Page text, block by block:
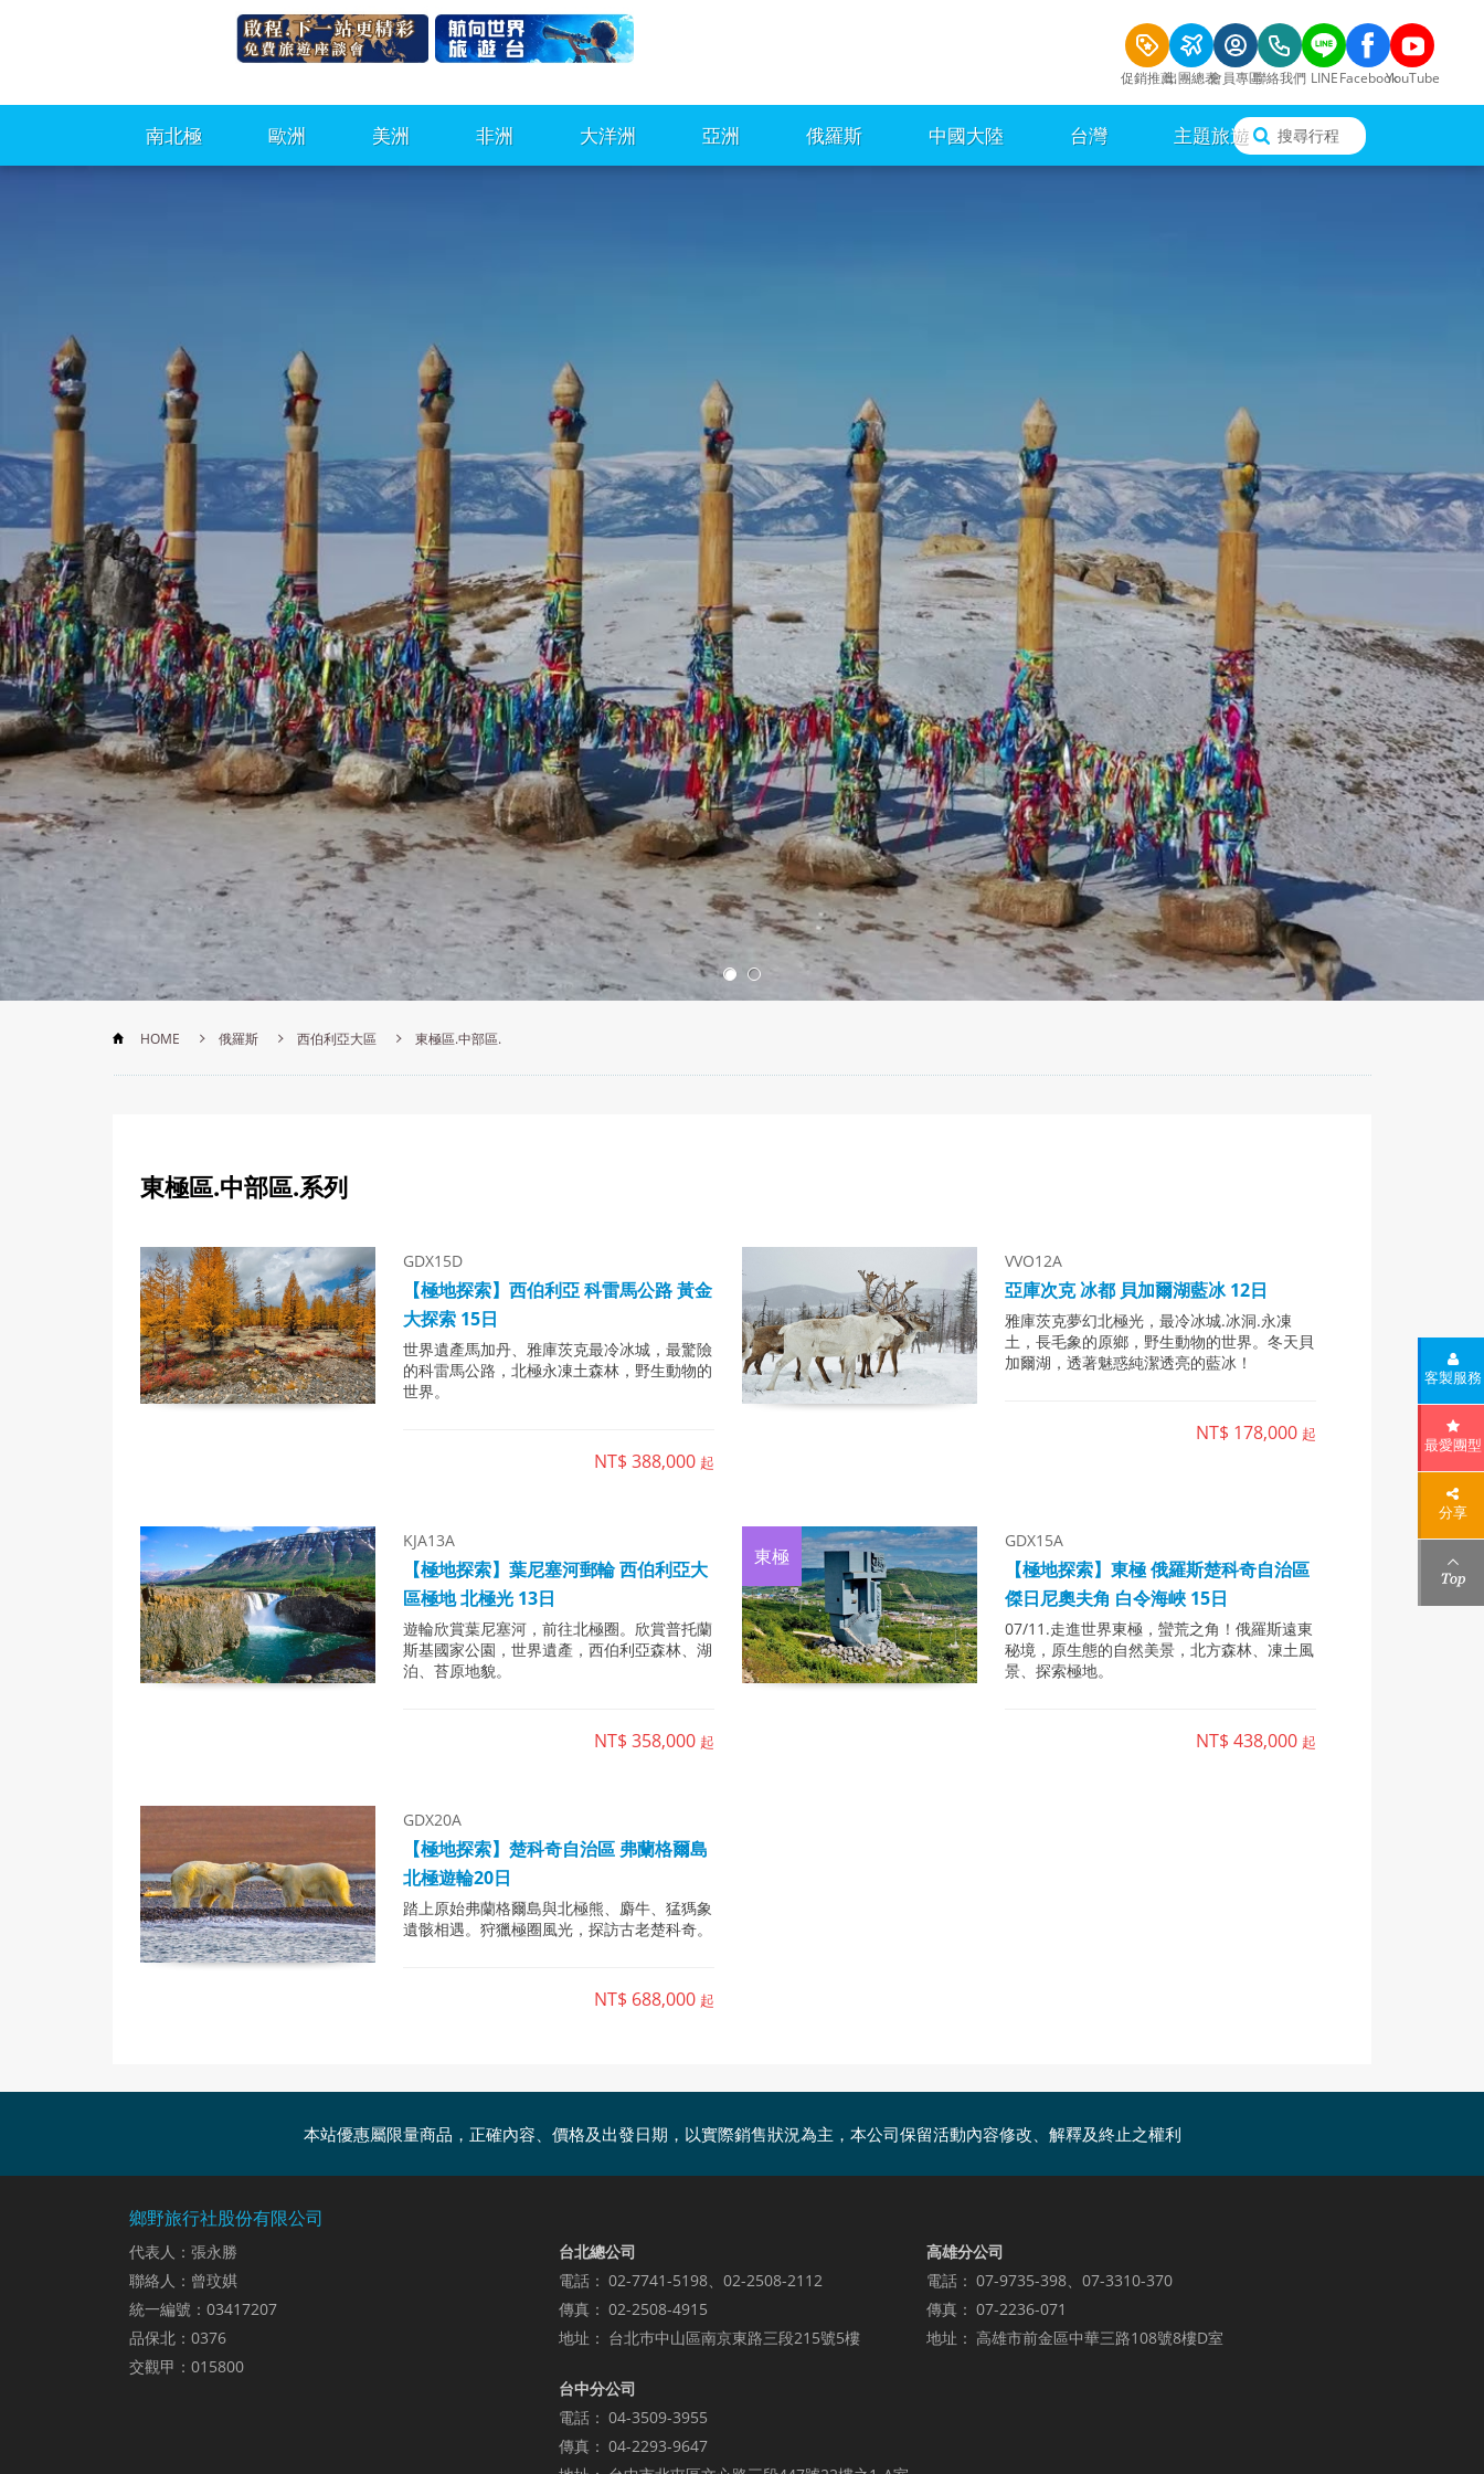
搜尋行程
南北極 歐洲 美洲 非洲 大洋洲 亞洲 俄羅斯 中國大陸 台灣 主題旅遊
促銷推薦出團總表會員專區聯絡我們 LINEFacebookYouTube
HOME 俄羅斯 西伯利亞大區 東極區.中部區.
東極區.中部區.系列
GDX15D
【極地探索】西伯利亞 科雷馬公路 黃金
大探索 15日
世界遺產馬加丹、雅庫茨克最冷冰城，最驚險
的科雷馬公路，北極永凍土森林，野生動物的
世界。
NT$ 388,000 起
VVO12A
亞庫次克 冰都 貝加爾湖藍冰 12日
雅庫茨克夢幻北極光，最冷冰城.冰洞.永凍
土，長毛象的原鄉，野生動物的世界。冬天貝
加爾湖，透著魅惑純潔透亮的藍冰！
NT$ 178,000 起
KJA13A
【極地探索】葉尼塞河郵輪 西伯利亞大
區極地 北極光 13日
遊輪欣賞葉尼塞河，前往北極圈。欣賞普托蘭
斯基國家公園，世界遺產，西伯利亞森林、湖
泊、苔原地貌。
NT$ 358,000 起
東極
GDX15A
【極地探索】東極 俄羅斯楚科奇自治區
傑日尼奧夫角 白令海峽 15日
07/11.走進世界東極，蠻荒之角！俄羅斯遠東
秘境，原生態的自然美景，北方森林、凍土風
景、探索極地。
NT$ 438,000 起
GDX20A
【極地探索】楚科奇自治區 弗蘭格爾島
北極遊輪20日
踏上原始弗蘭格爾島與北極熊、麝牛、猛獁象
遺骸相遇。狩獵極圈風光，探訪古老楚科奇。
NT$ 688,000 起
本站優惠屬限量商品，正確內容、價格及出發日期，以實際銷售狀況為主，本公司保留活動內容修改、解釋及終止之權利
鄉野旅行社股份有限公司
代表人：張永勝
聯絡人：曾玟娸
統一編號：03417207
品保北：0376
交觀甲：015800
台北總公司
電話： 02-7741-5198、02-2508-2112
傳真： 02-2508-4915
地址： 台北巿中山區南京東路三段215號5樓
高雄分公司
電話： 07-9735-398、07-3310-370
傳真： 07-2236-071
地址： 高雄市前金區中華三路108號8樓D室
台中分公司
電話： 04-3509-3955
傳真： 04-2293-9647
客製服務
最愛團型
分享